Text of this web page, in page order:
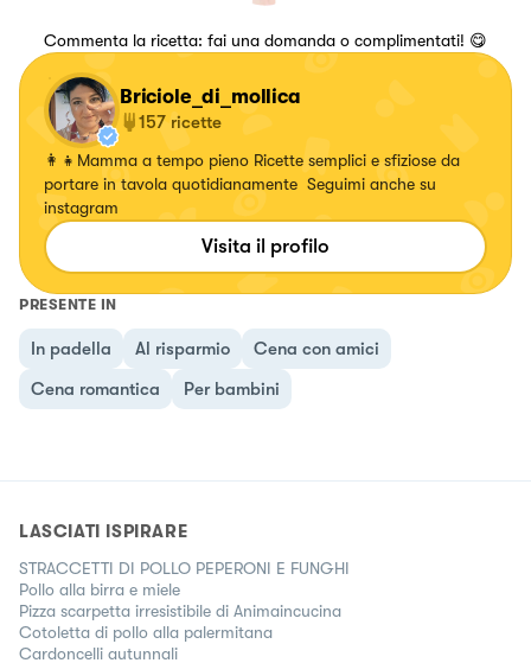
Commenta la ricetta: fai una domanda o complimentati! 😋
Briciole_di_mollica
157 ricette
👩‍👧Mamma a tempo pieno Ricette semplici e sfiziose da
portare in tavola quotidianamente Seguimi anche su
instagram
Visita il profilo
PRESENTE IN
In padella Al risparmio
Cena con amici
Cena romantica
Per bambini
LASCIATI ISPIRARE
STRACCETTI DI POLLO PEPERONI E FUNGHI
Pollo alla birra e miele
Pizza scarpetta irresistibile di Animaincucina
Cotoletta di pollo alla palermitana
Cardoncelli autunnali